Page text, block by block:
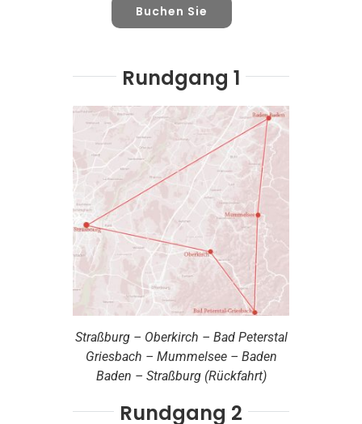
Buchen Sie
Rundgang 1
Straßburg – Oberkirch – Bad Peterstal
Griesbach – Mummelsee – Baden
Baden – Straßburg (Rückfahrt)
Rundgang 2